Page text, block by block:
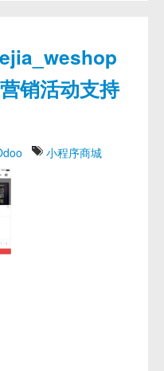
销活动支持
小程序商城